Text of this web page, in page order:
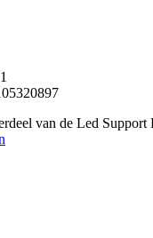
van de Led